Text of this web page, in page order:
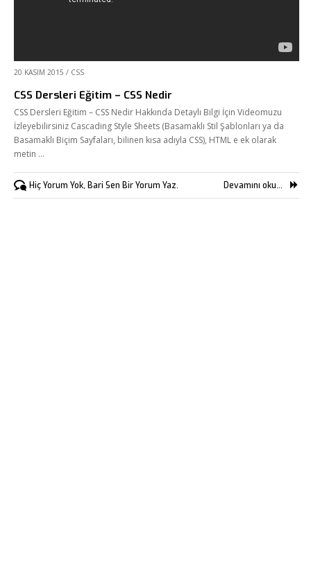
20 KASIM 2015 / CSS
CSS Dersleri Eğitim – CSS Nedir
CSS Dersleri Eğitim – CSS Nedir Hakkında Detaylı Bilgi İçin Videomuzu
İzleyebilirsiniz Cascading Style Sheets (Basamaklı Stil Şablonları ya da
Basamaklı Biçim Sayfaları, bilinen kısa adıyla CSS), HTML e ek olarak
metin …
Hiç Yorum Yok, Bari Sen Bir Yorum Yaz. Devamını oku...